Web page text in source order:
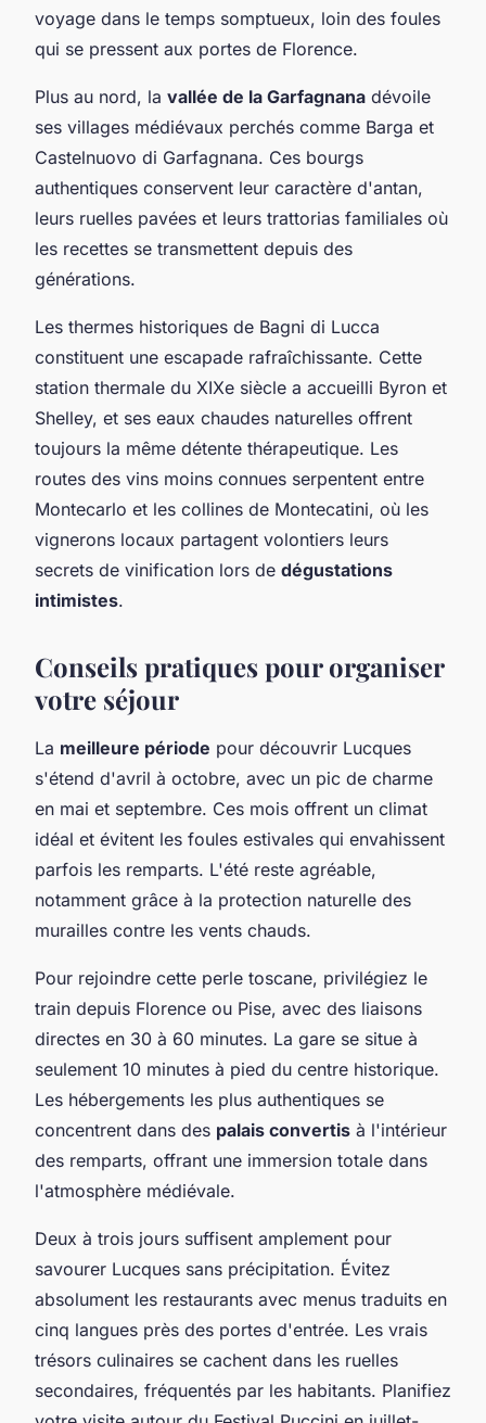
voyage dans le temps somptueux, loin des foules
qui se pressent aux portes de Florence.
Plus au nord, la vallée de la Garfagnana dévoile
ses villages médiévaux perchés comme Barga et
Castelnuovo di Garfagnana. Ces bourgs
authentiques conservent leur caractère d'antan,
leurs ruelles pavées et leurs trattorias familiales où
les recettes se transmettent depuis des
générations.
Les thermes historiques de Bagni di Lucca
constituent une escapade rafraîchissante. Cette
station thermale du XIXe siècle a accueilli Byron et
Shelley, et ses eaux chaudes naturelles offrent
toujours la même détente thérapeutique. Les
routes des vins moins connues serpentent entre
Montecarlo et les collines de Montecatini, où les
vignerons locaux partagent volontiers leurs
secrets de vinification lors de dégustations
intimistes.
Conseils pratiques pour organiser
votre séjour
La meilleure période pour découvrir Lucques
s'étend d'avril à octobre, avec un pic de charme
en mai et septembre. Ces mois offrent un climat
idéal et évitent les foules estivales qui envahissent
parfois les remparts. L'été reste agréable,
notamment grâce à la protection naturelle des
murailles contre les vents chauds.
Pour rejoindre cette perle toscane, privilégiez le
train depuis Florence ou Pise, avec des liaisons
directes en 30 à 60 minutes. La gare se situe à
seulement 10 minutes à pied du centre historique.
Les hébergements les plus authentiques se
concentrent dans des palais convertis à l'intérieur
des remparts, offrant une immersion totale dans
l'atmosphère médiévale.
Deux à trois jours suffisent amplement pour
savourer Lucques sans précipitation. Évitez
absolument les restaurants avec menus traduits en
cinq langues près des portes d'entrée. Les vrais
trésors culinaires se cachent dans les ruelles
secondaires, fréquentés par les habitants. Planifiez